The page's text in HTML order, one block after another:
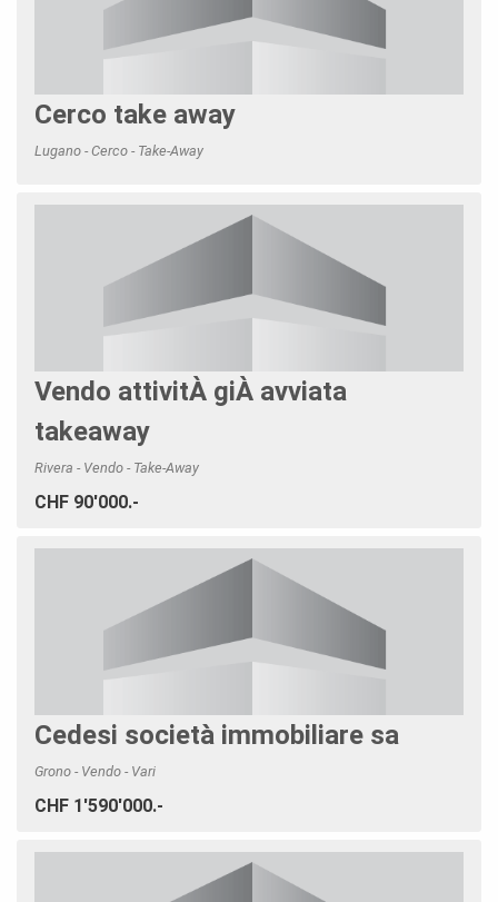
Cerco take away
Lugano - Cerco - Take-Away
Vendo attivitÀ giÀ avviata
takeaway
Rivera - Vendo - Take-Away
CHF 90'000.-
Cedesi società immobiliare sa
Grono - Vendo - Vari
CHF 1'590'000.-